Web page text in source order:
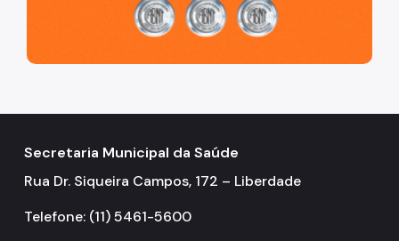
Secretaria Municipal da Saúde
Rua Dr. Siqueira Campos, 172 – Liberdade
Telefone: (11) 5461-5600